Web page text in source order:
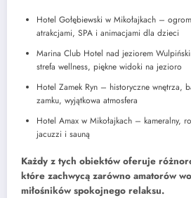
Hotel Gołębiewski w Mikołajkach –
atrakcjami, SPA i animacjami dla dzieci
Marina Club Hotel nad jeziorem
strefa wellness, piękne widoki na jezioro
Hotel Zamek Ryn – historyczne wnętrza,
zamku, wyjątkowa atmosfera
Hotel Amax w Mikołajkach – kameralny,
jacuzzi i sauną
Każdy z tych obiektów oferuje
które zachwycą zarówno amatorów
miłośników spokojnego relaksu.